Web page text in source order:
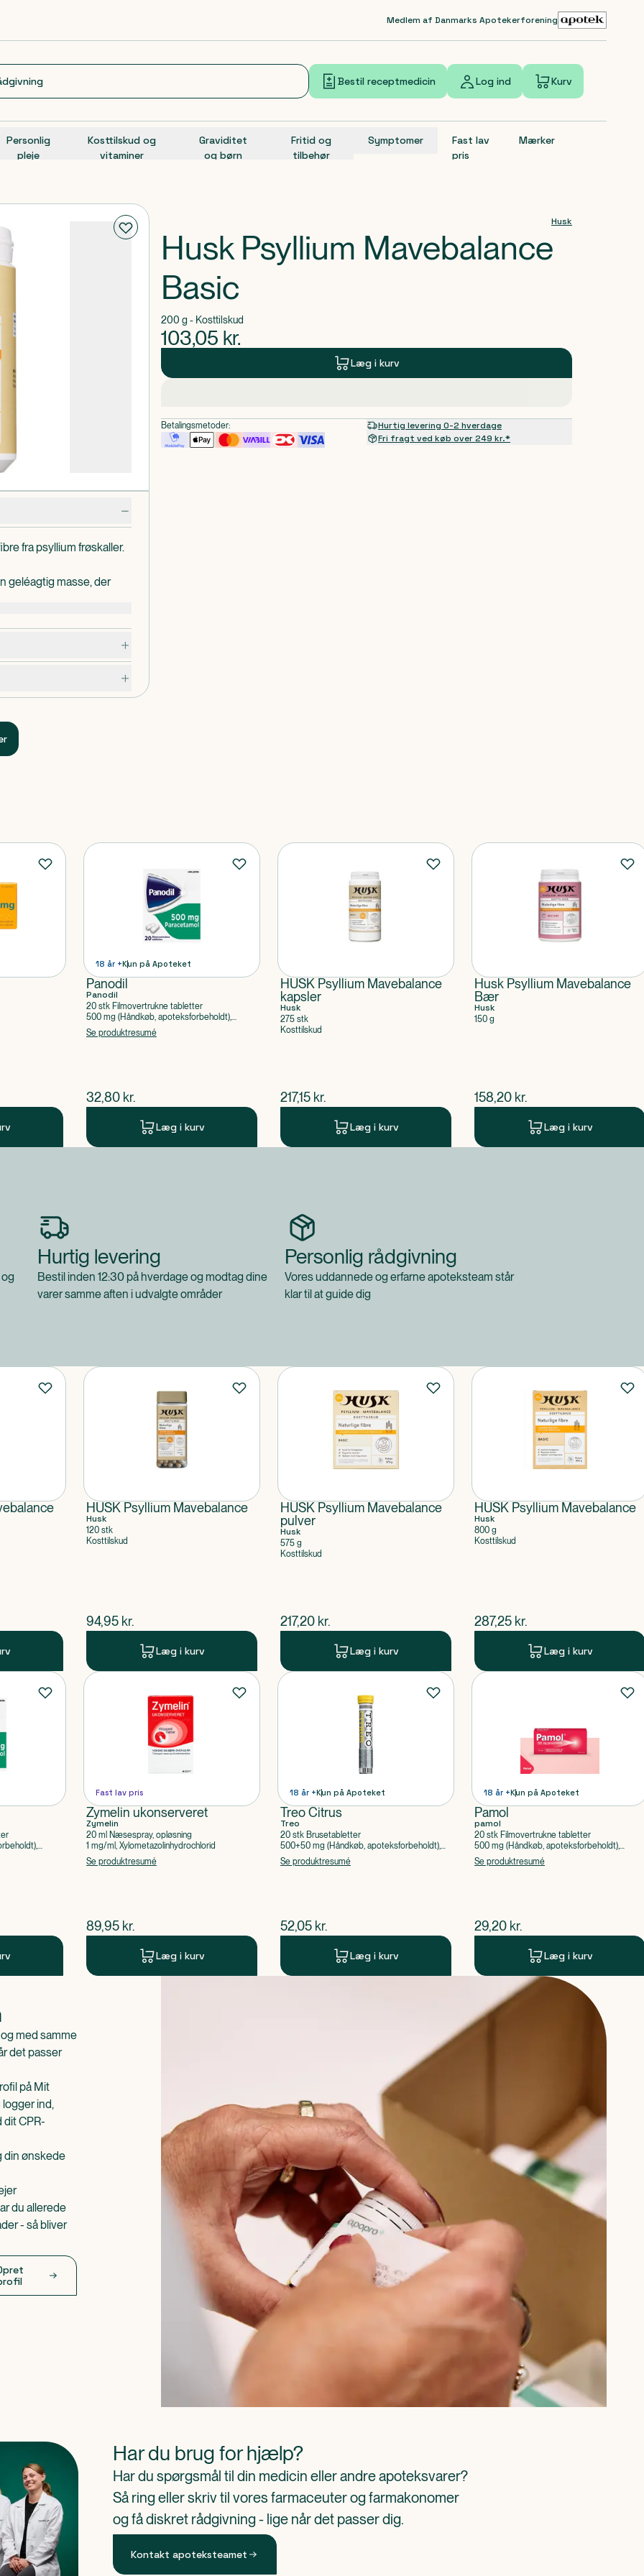
Medlem af Danmarks Apotekerforening
Bestil receptmedicin Log ind Kurv
Personlig
pleje
Kosttilskud og
vitaminer
Graviditet
og børn
Fritid og
tilbehør
Symptomer
Fast lav
pris
Mærker
fra psyllium frøskaller.
geléagtig masse, der
tarmfunktion. Bidrager
blødgøre afføring.
Husk
Husk Psyllium Mavebalance
Basic
200 g - Kosttilskud
103,05 kr.
Læg i kurv
Betalingsmetoder:
Hurtig levering 0-2 hverdage
Fri fragt ved køb over 249 kr.*
18 år +Kun på Apoteket
Panodil
Panodil
20 stk Filmovertrukne tabletter
500 mg (Håndkøb, apoteksforbeholdt),
Paracetamol
Se produktresumé
$nuværende pris
32,80 kr.
Læg i kurv
HUSK Psyllium Mavebalance
kapsler
Husk
275 stk
Kosttilskud
$nuværende pris
217,15 kr.
Læg i kurv
Husk Psyllium Mavebalance
Bær
Husk
150 g
$nuværende pris
158,20 kr.
Læg i kurv
Hurtig levering
Bestil inden 12:30 på hverdage og modtag dine
varer samme aften i udvalgte områder
Personlig rådgivning
Vores uddannede og erfarne apoteksteam står
klar til at guide dig
HUSK Psyllium Mavebalance
Husk
120 stk
Kosttilskud
$nuværende pris
94,95 kr.
Læg i kurv
HUSK Psyllium Mavebalance
pulver
Husk
575 g
Kosttilskud
$nuværende pris
217,20 kr.
Læg i kurv
HUSK Psyllium Mavebalance
Husk
800 g
Kosttilskud
$nuværende pris
287,25 kr.
Læg i kurv
Fast lav pris
Zymelin ukonserveret
Zymelin
20 ml Næsespray, opløsning
1 mg/ml, Xylometazolinhydrochlorid
Se produktresumé
$nuværende pris
89,95 kr.
Læg i kurv
18 år +Kun på Apoteket
Treo Citrus
Treo
20 stk Brusetabletter
500+50 mg (Håndkøb, apoteksforbeholdt),
Acetylsalicylsyre, Caffein
Se produktresumé
$nuværende pris
52,05 kr.
Læg i kurv
18 år +Kun på Apoteket
Pamol
pamol
20 stk Filmovertrukne tabletter
500 mg (Håndkøb, apoteksforbeholdt),
Paracetamol
Se produktresumé
$nuværende pris
29,20 kr.
Læg i kurv
med samme
det passer
på Mit
ind,
dit CPR-
din ønskede
du allerede
- så bliver
Har du brug for hjælp?
Har du spørgsmål til din medicin eller andre apoteksvarer?
Så ring eller skriv til vores farmaceuter og farmakonomer
og få diskret rådgivning - lige når det passer dig.
Kontakt apoteksteamet